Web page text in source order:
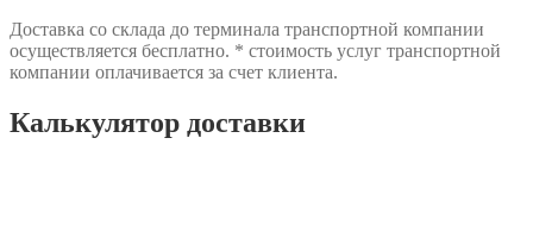
Доставка со склада до терминала транспортной компании
осуществляется бесплатно. * стоимость услуг транспортной
компании оплачивается за счет клиента.
Калькулятор доставки